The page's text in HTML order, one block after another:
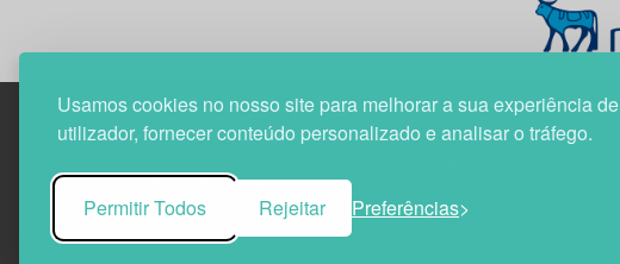
Usamos cookies no nosso site para melhorar a sua experiência de
utilizador, fornecer conteúdo personalizado e analisar o tráfego.
Permitir Todos Rejeitar Preferências
1800-282 Lisboa | Portugal
21 850 40 65